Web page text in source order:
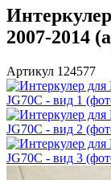
2007-2014
Артикул 124577